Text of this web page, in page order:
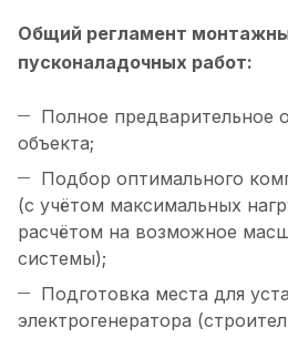
Общий регламент
пусконаладочных работ:
Полное предварительное
объекта;
Подбор оптимального
(с учётом максимальных
расчётом на возможное
системы);
Подготовка места для
электрогенератора